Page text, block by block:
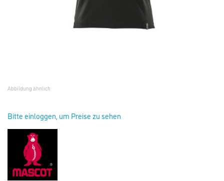
Abbildung ähnlich
Bitte einloggen, um Preise zu sehen